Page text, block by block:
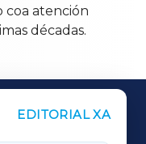
coa atención
décadas.
EDITORIAL XA